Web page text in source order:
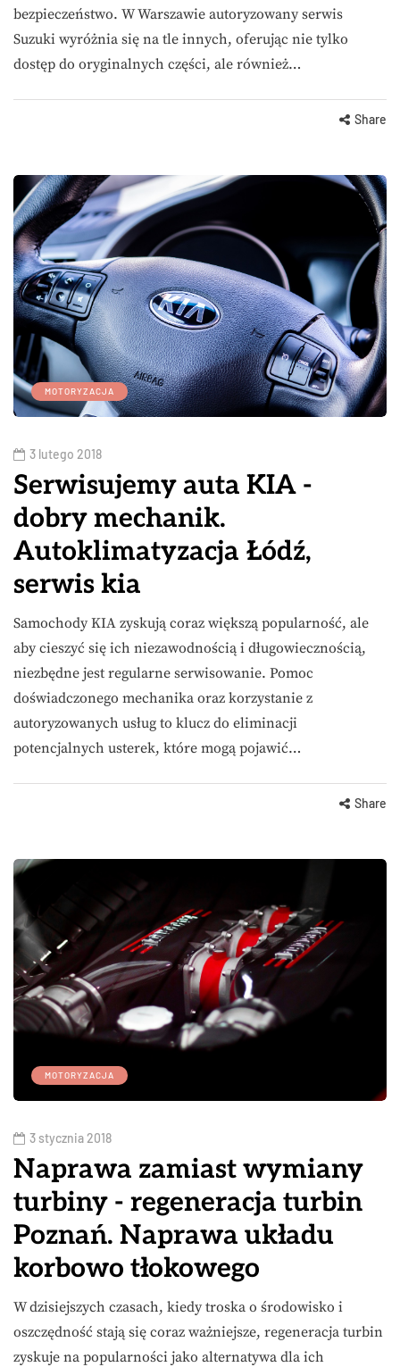
bezpieczeństwo. W Warszawie autoryzowany serwis
Suzuki wyróżnia się na tle innych, oferując nie tylko
dostęp do oryginalnych części, ale również…
Share
MOTORYZACJA
3 lutego 2018
Serwisujemy auta KIA -
dobry mechanik.
Autoklimatyzacja Łódź,
serwis kia
Samochody KIA zyskują coraz większą popularność, ale
aby cieszyć się ich niezawodnością i długowiecznością,
niezbędne jest regularne serwisowanie. Pomoc
doświadczonego mechanika oraz korzystanie z
autoryzowanych usług to klucz do eliminacji
potencjalnych usterek, które mogą pojawić…
Share
MOTORYZACJA
3 stycznia 2018
Naprawa zamiast wymiany
turbiny - regeneracja turbin
Poznań. Naprawa układu
korbowo tłokowego
W dzisiejszych czasach, kiedy troska o środowisko i
oszczędność stają się coraz ważniejsze, regeneracja turbin
zyskuje na popularności jako alternatywa dla ich